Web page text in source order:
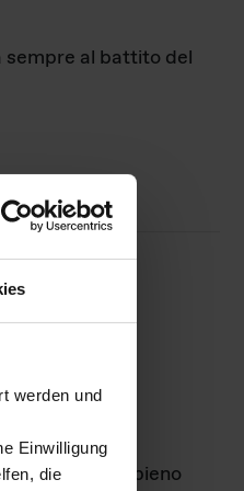
werden und
Einwilligung
die
sempre al battito del
rimangono in pieno